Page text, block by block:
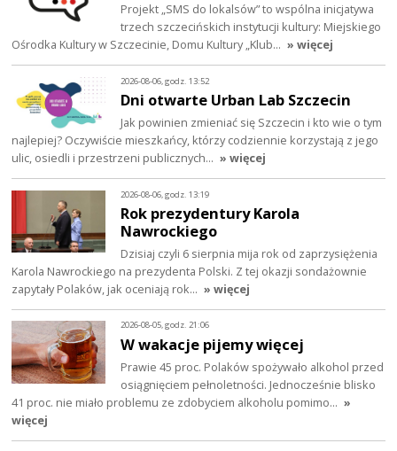
Projekt „SMS do lokalsów” to wspólna inicjatywa
trzech szczecińskich instytucji kultury: Miejskiego
Ośrodka Kultury w Szczecinie, Domu Kultury „Klub… » więcej
2026-08-06, godz. 13:52
Dni otwarte Urban Lab Szczecin
Jak powinien zmieniać się Szczecin i kto wie o tym
najlepiej? Oczywiście mieszkańcy, którzy codziennie korzystają z jego
ulic, osiedli i przestrzeni publicznych… » więcej
2026-08-06, godz. 13:19
Rok prezydentury Karola
Nawrockiego
Dzisiaj czyli 6 sierpnia mija rok od zaprzysiężenia
Karola Nawrockiego na prezydenta Polski. Z tej okazji sondażownie
zapytały Polaków, jak oceniają rok… » więcej
2026-08-05, godz. 21:06
W wakacje pijemy więcej
Prawie 45 proc. Polaków spożywało alkohol przed
osiągnięciem pełnoletności. Jednocześnie blisko
41 proc. nie miało problemu ze zdobyciem alkoholu pomimo… »
więcej